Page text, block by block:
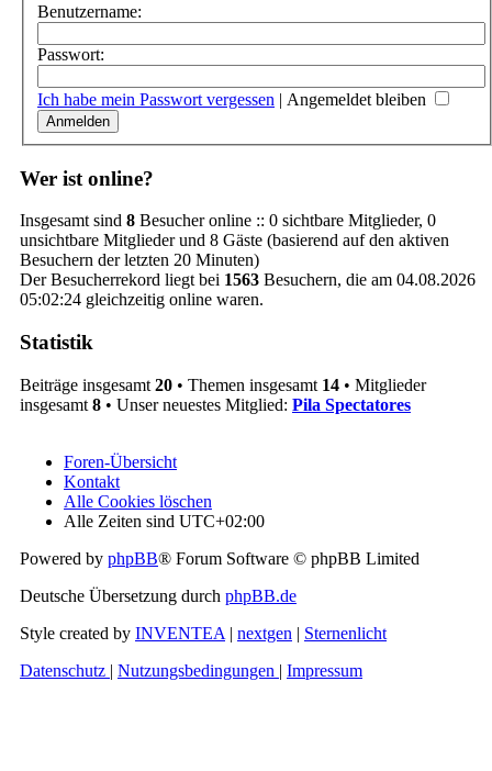
Benutzername:
Passwort:
Ich habe mein Passwort vergessen | Angemeldet bleiben
Wer ist online?
Insgesamt sind 8 Besucher online :: 0 sichtbare Mitglieder, 0
unsichtbare Mitglieder und 8 Gäste (basierend auf den aktiven
Besuchern der letzten 20 Minuten)
Der Besucherrekord liegt bei 1563 Besuchern, die am 04.08.2026
05:02:24 gleichzeitig online waren.
Statistik
Beiträge insgesamt 20 • Themen insgesamt 14 • Mitglieder
insgesamt 8 • Unser neuestes Mitglied: Pila Spectatores
Foren-Übersicht
Kontakt
Alle Cookies löschen
Alle Zeiten sind UTC+02:00
Powered by phpBB® Forum Software © phpBB Limited
Deutsche Übersetzung durch phpBB.de
Style created by INVENTEA | nextgen | Sternenlicht
Datenschutz | Nutzungsbedingungen | Impressum